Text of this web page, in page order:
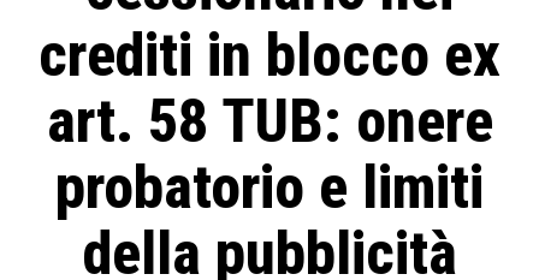
crediti in blocco ex
art. 58 TUB: onere
probatorio e limiti
della pubblicità